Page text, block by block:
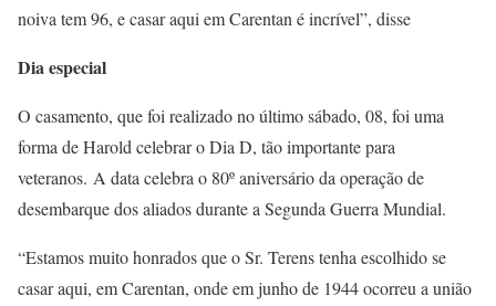
noiva tem 96, e casar aqui em Carentan é incrível”, disse
Dia especial
O casamento, que foi realizado no último sábado, 08, foi uma
forma de Harold celebrar o Dia D, tão importante para
veteranos. A data celebra o 80º aniversário da operação de
desembarque dos aliados durante a Segunda Guerra Mundial.
“Estamos muito honrados que o Sr. Terens tenha escolhido se
casar aqui, em Carentan, onde em junho de 1944 ocorreu a união